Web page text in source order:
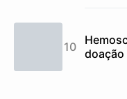
doação